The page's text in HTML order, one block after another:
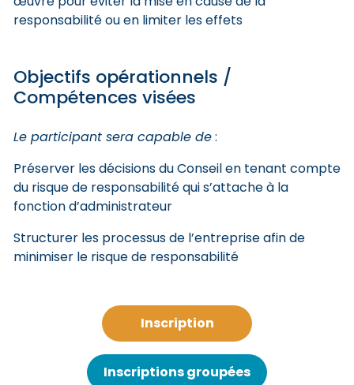
responsabilité ou en limiter les effets
Objectifs opérationnels /
Compétences visées
Le participant sera capable de:
Préserver les décisions du Conseil en tenant compte
du risque de responsabilité qui s’attache à la
fonction d’administrateur
Structurer les processus de l’entreprise afin de
minimiser le risque de responsabilité
Inscription
Inscriptions groupées